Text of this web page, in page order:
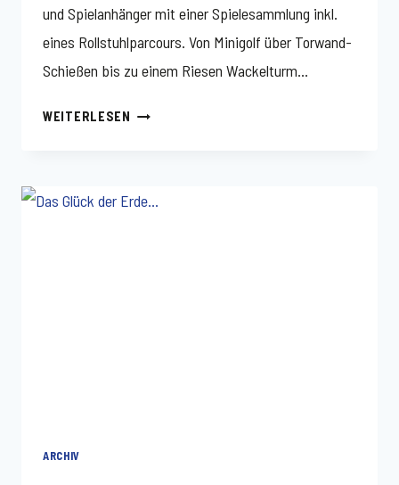
und Spielanhänger mit einer Spielesammlung inkl.
eines Rollstuhlparcours. Von Minigolf über Torwand-
Schießen bis zu einem Riesen Wackelturm…
WEITERLESEN NEUE
UND
ARCHIV